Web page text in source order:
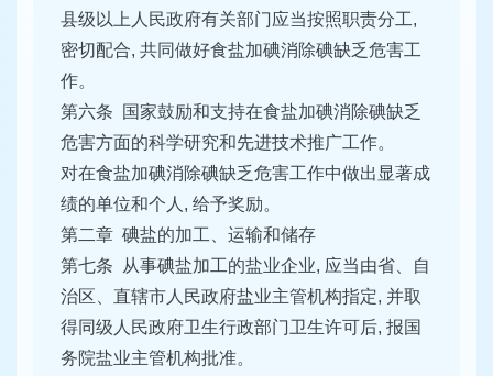
县级以上人民政府有关部门应当按照职责分工,
密切配合, 共同做好食盐加碘消除碘缺乏危害工
作。
第六条 国家鼓励和支持在食盐加碘消除碘缺乏
危害方面的科学研究和先进技术推广工作。
对在食盐加碘消除碘缺乏危害工作中做出显著成
绩的单位和个人, 给予奖励。
第二章 碘盐的加工、运输和储存
第七条 从事碘盐加工的盐业企业, 应当由省、自
治区、直辖市人民政府盐业主管机构指定, 并取
得同级人民政府卫生行政部门卫生许可后, 报国
务院盐业主管机构批准。